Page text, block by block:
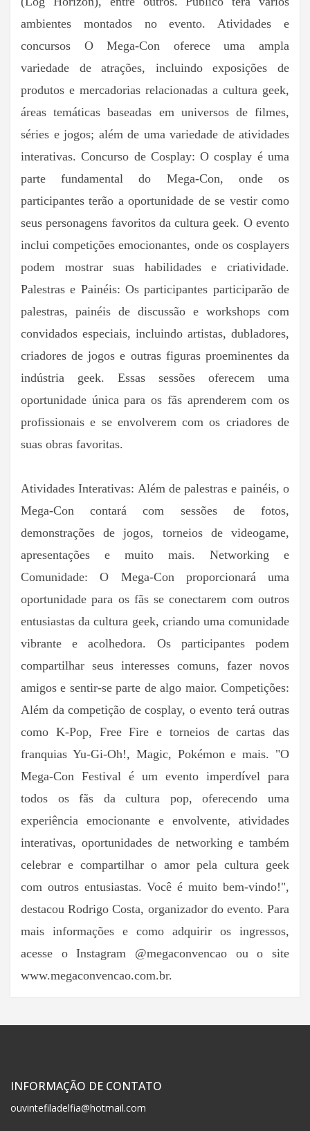
ambientes montados no evento. Atividades e
concursos O Mega-Con oferece uma ampla
variedade de atrações, incluindo exposições de
produtos e mercadorias relacionadas a cultura geek,
áreas temáticas baseadas em universos de filmes,
séries e jogos; além de uma variedade de atividades
interativas. Concurso de Cosplay: O cosplay é uma
parte fundamental do Mega-Con, onde os
participantes terão a oportunidade de se vestir como
seus personagens favoritos da cultura geek. O evento
inclui competições emocionantes, onde os cosplayers
podem mostrar suas habilidades e criatividade.
Palestras e Painéis: Os participantes participarão de
palestras, painéis de discussão e workshops com
convidados especiais, incluindo artistas, dubladores,
criadores de jogos e outras figuras proeminentes da
indústria geek. Essas sessões oferecem uma
oportunidade única para os fãs aprenderem com os
profissionais e se envolverem com os criadores de
suas obras favoritas.
Atividades Interativas: Além de palestras e painéis, o
Mega-Con contará com sessões de fotos,
demonstrações de jogos, torneios de videogame,
apresentações e muito mais. Networking e
Comunidade: O Mega-Con proporcionará uma
oportunidade para os fãs se conectarem com outros
entusiastas da cultura geek, criando uma comunidade
vibrante e acolhedora. Os participantes podem
compartilhar seus interesses comuns, fazer novos
amigos e sentir-se parte de algo maior. Competições:
Além da competição de cosplay, o evento terá outras
como K-Pop, Free Fire e torneios de cartas das
franquias Yu-Gi-Oh!, Magic, Pokémon e mais. "O
Mega-Con Festival é um evento imperdível para
todos os fãs da cultura pop, oferecendo uma
experiência emocionante e envolvente, atividades
interativas, oportunidades de networking e também
celebrar e compartilhar o amor pela cultura geek
com outros entusiastas. Você é muito bem-vindo!",
destacou Rodrigo Costa, organizador do evento. Para
mais informações e como adquirir os ingressos,
acesse o Instagram @megaconvencao ou o site
www.megaconvencao.com.br.
INFORMAÇÃO DE CONTATO
ouvintefiladelfia@hotmail.com